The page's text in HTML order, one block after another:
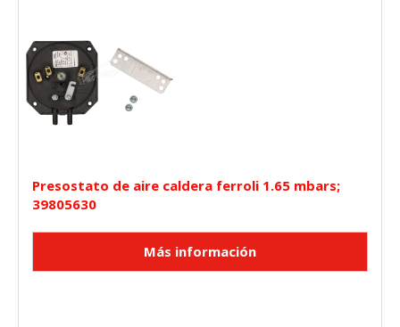
Presostato de aire caldera ferroli 1.65 mbars;
39805630